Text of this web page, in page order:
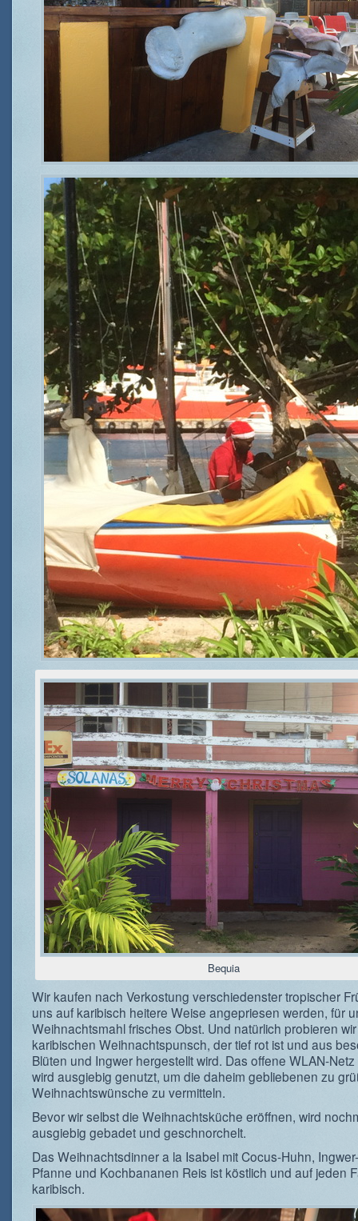
Bequia
Wir kaufen nach Verkostung verschiedenster tropischer
uns auf karibisch heitere Weise angepriesen werden, für
Weihnachtsmahl frisches Obst. Und natürlich probieren
karibischen Weihnachtspunsch, der tief rot ist und aus
Blüten und Ingwer hergestellt wird. Das offene WLAN-Netz
wird ausgiebig genutzt, um die daheim gebliebenen zu
Weihnachtswünsche zu vermitteln.
Bevor wir selbst die Weihnachtsküche eröffnen, wird
ausgiebig gebadet und geschnorchelt.
Das Weihnachtsdinner a la Isabel mit Cocus-Huhn,
Pfanne und Kochbananen Reis ist köstlich und auf jeden
karibisch.